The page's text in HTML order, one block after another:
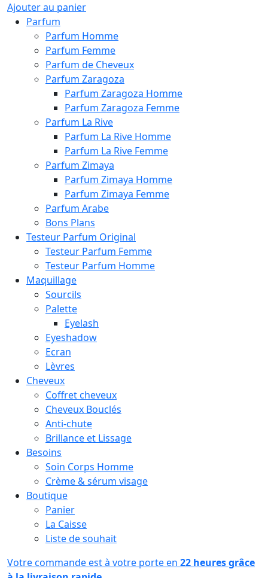
Ajouter au panier
Parfum
Parfum Homme
Parfum Femme
Parfum de Cheveux
Parfum Zaragoza
Parfum Zaragoza Homme
Parfum Zaragoza Femme
Parfum La Rive
Parfum La Rive Homme
Parfum La Rive Femme
Parfum Zimaya
Parfum Zimaya Homme
Parfum Zimaya Femme
Parfum Arabe
Bons Plans
Testeur Parfum Original
Testeur Parfum Femme
Testeur Parfum Homme
Maquillage
Sourcils
Palette
Eyelash
Eyeshadow
Ecran
Lèvres
Cheveux
Coffret cheveux
Cheveux Bouclés
Anti-chute
Brillance et Lissage
Besoins
Soin Corps Homme
Crème & sérum visage
Boutique
Panier
La Caisse
Liste de souhait
Votre commande est à votre porte en 22 heures grâce